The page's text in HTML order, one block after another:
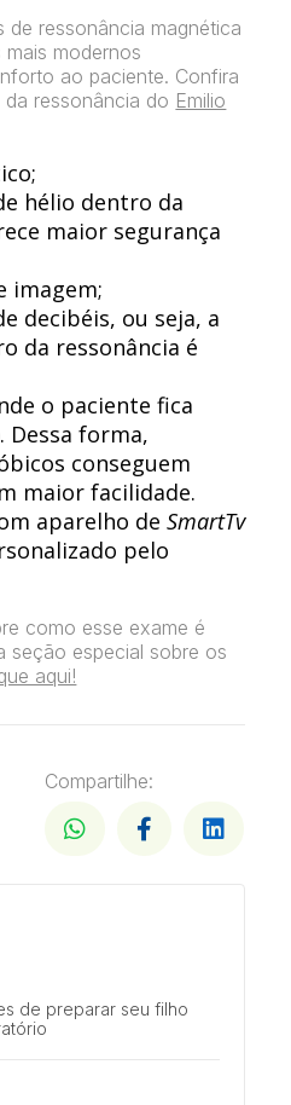
de ressonância magnética
modernos
ao paciente. Confira
ressonância do Emilio
hélio dentro da
maior segurança
imagem;
decibéis, ou seja, a
da ressonância é
o paciente fica
Dessa forma,
conseguem
maior facilidade.
aparelho deSmartTv
pelo
como esse exame é
seção especial sobre os
aqui!
Compartilhe:
de preparar seu filho